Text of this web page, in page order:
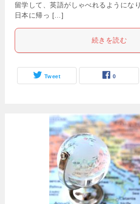
留学して、英語がしゃべれるようにな
日本に帰っ […]
続きを読む
Tweet 0